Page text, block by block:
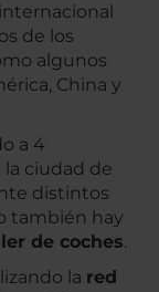
de los
algunos
China y
a 4
ciudad de
distintos
también hay
de coches.
la red